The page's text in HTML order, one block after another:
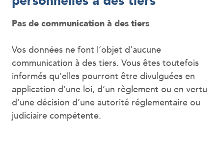
Pas de communication à des tiers
Vos données ne font l’objet d’aucune
communication à des tiers. Vous êtes toutefois
informés qu’elles pourront être divulguées en
application d’une loi, d’un règlement ou en vertu
d’une décision d’une autorité réglementaire ou
judiciaire compétente.